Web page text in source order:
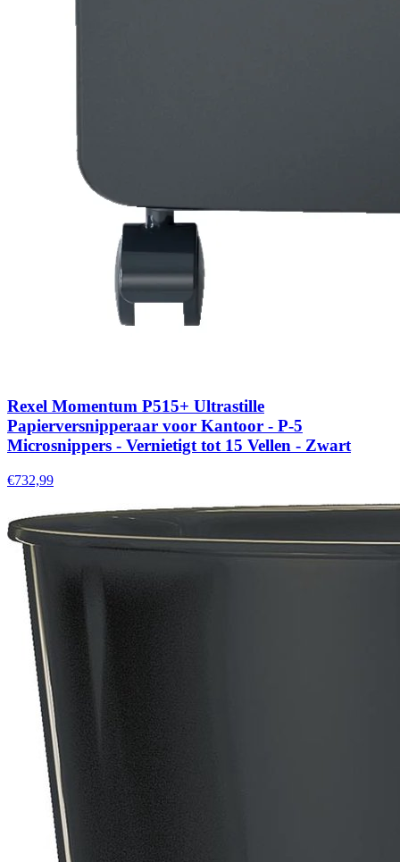
Rexel Momentum P515+ Ultrastille
Papierversnipperaar voor Kantoor - P-5
Microsnippers - Vernietigt tot 15 Vellen - Zwart
€732,99